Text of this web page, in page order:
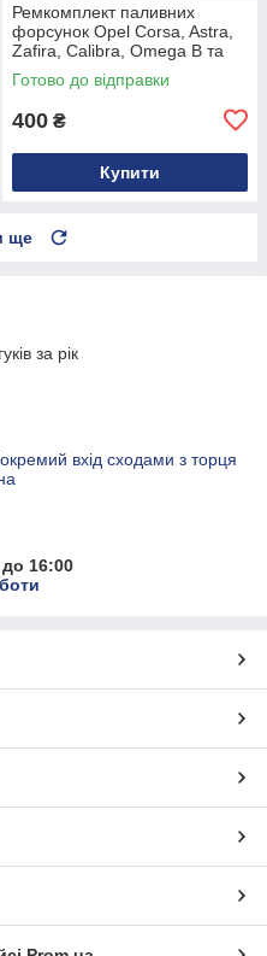
Ремкомплект паливних
форсунок Opel Corsa, Astra,
Zafira, Calibra, Omega B та
Vectra B 817406, 817455,
0280155709
Готово до відправки
400 ₴
Купити
ще
за рік
вхід сходами з торця
16:00